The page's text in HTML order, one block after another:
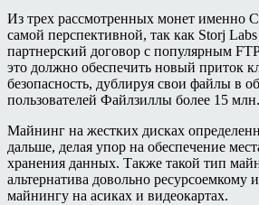
Из трех рассмотренных монет именно
самой перспективной, так как Storj
партнерский договор с популярным
это должно обеспечить новый приток
безопасность, дублируя свои файлы в
пользователей Файлзиллы более 15
Майнинг на жестких дисках
дальше, делая упор на обеспечение
хранения данных. Также такой тип
альтернатива довольно ресурсоемкому
майнингу на асиках и видеокартах.